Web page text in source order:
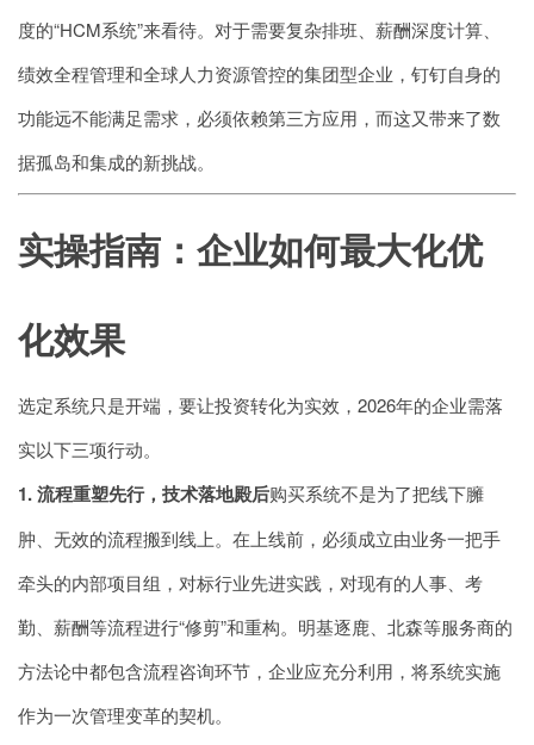
度的“HCM系统”来看待。对于需要复杂排班、薪酬深度计算、
绩效全程管理和全球人力资源管控的集团型企业，钉钉自身的
功能远不能满足需求，必须依赖第三方应用，而这又带来了数
据孤岛和集成的新挑战。
实操指南：企业如何最大化优
化效果
选定系统只是开端，要让投资转化为实效，2026年的企业需落
实以下三项行动。
1. 流程重塑先行，技术落地殿后购买系统不是为了把线下臃
肿、无效的流程搬到线上。在上线前，必须成立由业务一把手
牵头的内部项目组，对标行业先进实践，对现有的人事、考
勤、薪酬等流程进行“修剪”和重构。明基逐鹿、北森等服务商的
方法论中都包含流程咨询环节，企业应充分利用，将系统实施
作为一次管理变革的契机。